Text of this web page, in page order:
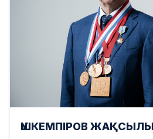
ҮШКЕМПІРОВ